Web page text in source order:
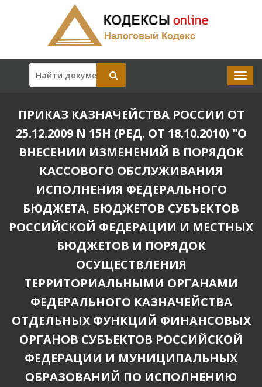
ПРИКАЗ КАЗНАЧЕЙСТВА РОССИИ ОТ
25.12.2009 N 15Н (РЕД. ОТ 18.10.2010) "О
ВНЕСЕНИИ ИЗМЕНЕНИЙ В ПОРЯДОК
КАССОВОГО ОБСЛУЖИВАНИЯ
ИСПОЛНЕНИЯ ФЕДЕРАЛЬНОГО
БЮДЖЕТА, БЮДЖЕТОВ СУБЪЕКТОВ
РОССИЙСКОЙ ФЕДЕРАЦИИ И МЕСТНЫХ
БЮДЖЕТОВ И ПОРЯДОК
ОСУЩЕСТВЛЕНИЯ
ТЕРРИТОРИАЛЬНЫМИ ОРГАНАМИ
ФЕДЕРАЛЬНОГО КАЗНАЧЕЙСТВА
ОТДЕЛЬНЫХ ФУНКЦИЙ ФИНАНСОВЫХ
ОРГАНОВ СУБЪЕКТОВ РОССИЙСКОЙ
ФЕДЕРАЦИИ И МУНИЦИПАЛЬНЫХ
ОБРАЗОВАНИЙ ПО ИСПОЛНЕНИЮ